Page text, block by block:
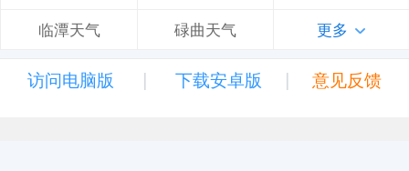
临潭天气 碌曲天气 更多
访问电脑版 | 下载安卓版 | 意见反馈